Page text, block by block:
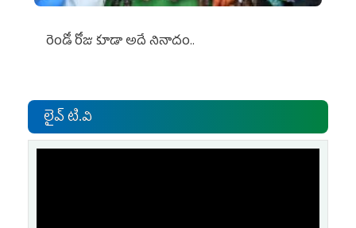
రెండో రోజు కూడా అదే నినాదం..
లైవ్ టి.వి